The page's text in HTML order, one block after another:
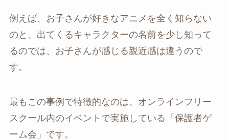
例えば、お子さんが好きなアニメを全く知らない
のと、出てくるキャラクターの名前を少し知って
るのでは、お子さんが感じる親近感は違うので
す。
最もこの事例で特徴的なのは、オンラインフリー
スクール内のイベントで実施している「保護者ゲ
ーム会」です。